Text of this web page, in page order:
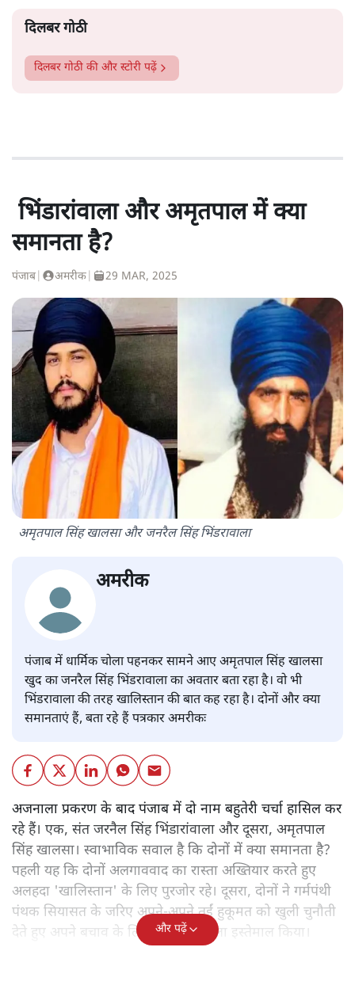
दिलबर गोठी
दिलबर गोठी की और स्टोरी पढ़ें
भिंडारांवाला और अमृतपाल में क्या
समानता है?
पंजाब अमरीक 29 MAR, 2025
अमृतपाल सिंह खालसा और जनरैल सिंह भिंडरावाला
अमरीक
पंजाब में धार्मिक चोला पहनकर सामने आए अमृतपाल सिंह खालसा
खुद का जनरैल सिंह भिंडरावाला का अवतार बता रहा है। वो भी
भिंडरावाला की तरह खालिस्तान की बात कह रहा है। दोनों और क्या
समानताएं हैं, बता रहे हैं पत्रकार अमरीकः
अजनाला प्रकरण के बाद पंजाब में दो नाम बहुतेरी चर्चा हासिल कर
रहे हैं। एक, संत जरनैल सिंह भिंडारांवाला और दूसरा, अमृतपाल
सिंह खालसा। स्वाभाविक सवाल है कि दोनों में क्या समानता है?
पहली यह कि दोनों अलगाववाद का रास्ता अख्तियार करते हुए
अलहदा 'खालिस्तान' के लिए पुरजोर रहे। दूसरा, दोनों ने गर्मपंथी
पंथक सियासत के जरिए अपने-अपने तईं हुकूमत को खुली चुनौती
देते हुए अपने बचाव के लिए 'धर्म' का खुला इस्तेमाल किया।
और पढ़ें